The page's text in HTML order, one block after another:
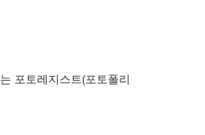
포토레지스트(포토폴리